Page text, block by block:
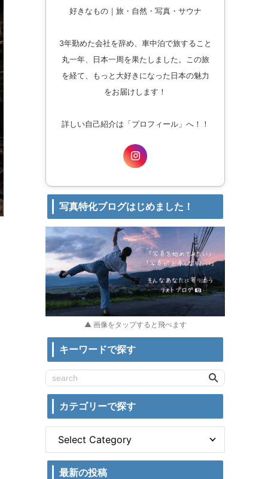
好きなもの｜旅・自然・写真・サウナ
3年勤めた会社を辞め、車中泊で旅すること
丸一年、日本一周を果たしました。この旅
を経て、もっと大好きになった日本の魅力
をお届けします！
詳しい自己紹介は「プロフィール」へ！！
写真特化ブログはじめました！
▲ 画像をタップすると飛べます
キーワードで探す
カテゴリーで探す
最新の投稿